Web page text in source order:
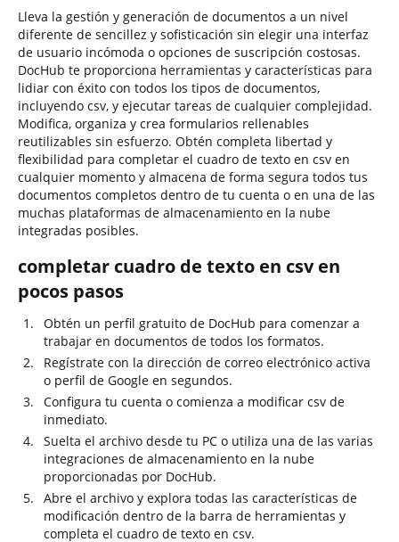
Lleva la gestión y generación de documentos a un nivel
diferente de sencillez y sofisticación sin elegir una interfaz
de usuario incómoda o opciones de suscripción costosas.
DocHub te proporciona herramientas y características para
lidiar con éxito con todos los tipos de documentos,
incluyendo csv, y ejecutar tareas de cualquier complejidad.
Modifica, organiza y crea formularios rellenables
reutilizables sin esfuerzo. Obtén completa libertad y
flexibilidad para completar el cuadro de texto en csv en
cualquier momento y almacena de forma segura todos tus
documentos completos dentro de tu cuenta o en una de las
muchas plataformas de almacenamiento en la nube
integradas posibles.
completar cuadro de texto en csv en
pocos pasos
Obtén un perfil gratuito de DocHub para comenzar a
trabajar en documentos de todos los formatos.
Regístrate con la dirección de correo electrónico activa
o perfil de Google en segundos.
Configura tu cuenta o comienza a modificar csv de
inmediato.
Suelta el archivo desde tu PC o utiliza una de las varias
integraciones de almacenamiento en la nube
proporcionadas por DocHub.
Abre el archivo y explora todas las características de
modificación dentro de la barra de herramientas y
completa el cuadro de texto en csv.